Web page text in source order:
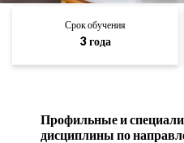
Срок обучения
3 года
Профильные и
дисциплины по